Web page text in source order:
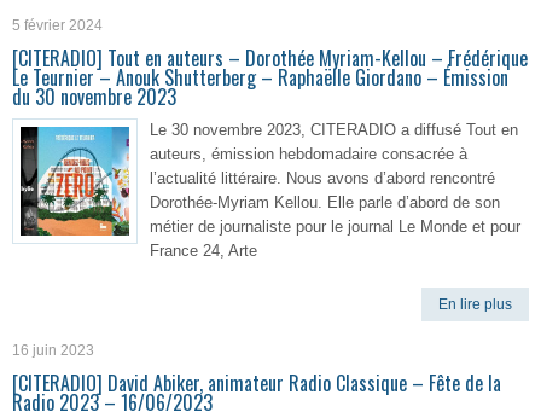
5 février 2024
[CITERADIO] Tout en auteurs – Dorothée Myriam-Kellou – Frédérique
Le Teurnier – Anouk Shutterberg – Raphaëlle Giordano – Émission
du 30 novembre 2023
Le 30 novembre 2023, CITERADIO a diffusé Tout en
auteurs, émission hebdomadaire consacrée à
l’actualité littéraire. Nous avons d’abord rencontré
Dorothée-Myriam Kellou. Elle parle d’abord de son
métier de journaliste pour le journal Le Monde et pour
France 24, Arte
En lire plus
16 juin 2023
[CITERADIO] David Abiker, animateur Radio Classique – Fête de la
Radio 2023 – 16/06/2023